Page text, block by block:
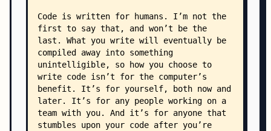
    ├── Protocols.md
    ├── SwiftUIBestPractices.md
    ├── Testing.md
    ├── TODOs.md
    ├── View.md
    ├── ViewModel.md
    ├── ViewStore.md
    ├── Zero Usage.md
    └── .swiftlint.yml